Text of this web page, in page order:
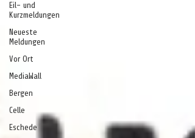
Eil- und
Kurzmeldungen
Neueste
Meldungen
Vor Ort
MediaWall
Bergen
Celle
Eschede